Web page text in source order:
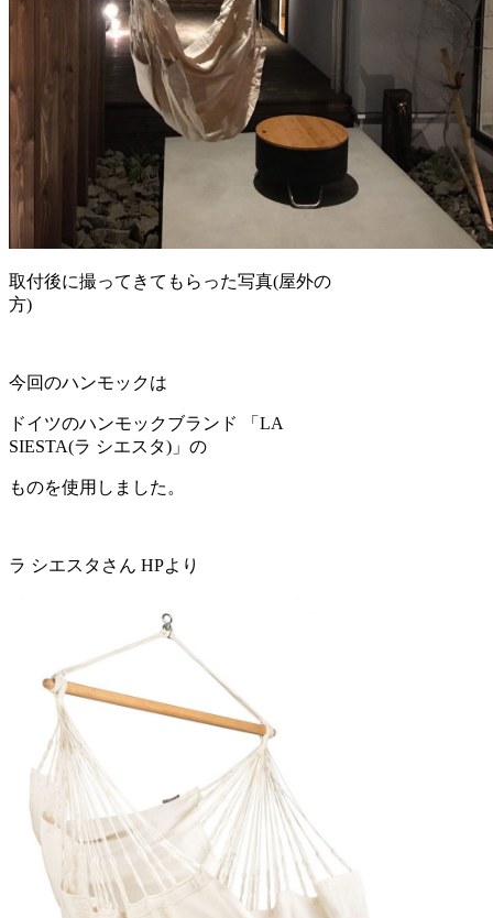
取付後に撮ってきてもらった写真(屋外の
方)
今回のハンモックは
ドイツのハンモックブランド 「LA
SIESTA(ラ シエスタ)」の
ものを使用しました。
ラ シエスタさん HPより